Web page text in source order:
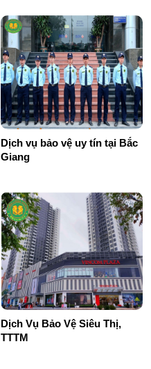
Dịch vụ bảo vệ uy tín tại Bắc
Giang
Dịch Vụ Bảo Vệ Siêu Thị,
TTTM